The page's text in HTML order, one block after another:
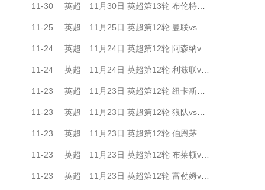
11-30 英超 11月30日 英超第13轮 布伦特福德vs伯恩利 全场录像
11-25 英超 11月25日 英超第12轮 曼联vs埃弗顿 全场录像
11-24 英超 11月24日 英超第12轮 阿森纳vs热刺 全场录像
11-24 英超 11月24日 英超第12轮 利兹联vs阿斯顿维拉 全场录像
11-23 英超 11月23日 英超第12轮 纽卡斯尔联vs曼城 全场录像
11-23 英超 11月23日 英超第12轮 狼队vs水晶宫 全场录像
11-23 英超 11月23日 英超第12轮 伯恩茅斯vs西汉姆联 全场录像
11-23 英超 11月23日 英超第12轮 布莱顿vs布伦特福德 全场录像
11-23 英超 11月23日 英超第12轮 富勒姆vs桑德兰 全场录像